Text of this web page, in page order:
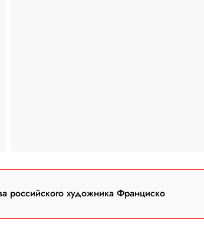
российского художника Франциско